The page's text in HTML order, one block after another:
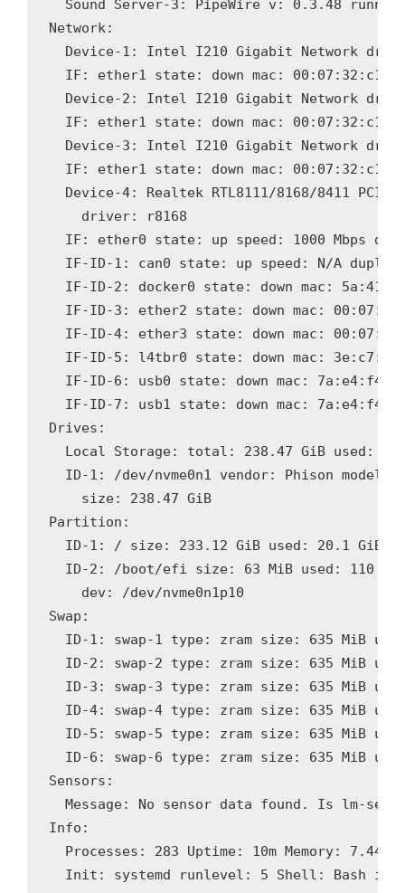
Sound Server-3: PipeWire v: 0.3.48
Network:
Device-1: Intel I210 Gigabit Network
IF: ether1 state: down mac:
Device-2: Intel I210 Gigabit Network
IF: ether1 state: down mac:
Device-3: Intel I210 Gigabit Network
IF: ether1 state: down mac:
Device-4: Realtek RTL8111/8168/8411 PCI
    driver: r8168
IF: ether0 state: up speed: 1000 Mbps
IF-ID-1: can0 state: up speed: N/A
IF-ID-2: docker0 state: down mac:
IF-ID-3: ether2 state: down mac:
IF-ID-4: ether3 state: down mac:
IF-ID-5: l4tbr0 state: down mac:
IF-ID-6: usb0 state: down mac:
IF-ID-7: usb1 state: down mac:
Drives:
Local Storage: total: 238.47 GiB used:
ID-1: /dev/nvme0n1 vendor: Phison model:
    size: 238.47 GiB
Partition:
ID-1: / size: 233.12 GiB used: 20.1 GiB
ID-2: /boot/efi size: 63 MiB used: 110
    dev: /dev/nvme0n1p10
Swap:
ID-1: swap-1 type: zram size: 635 MiB
ID-2: swap-2 type: zram size: 635 MiB
ID-3: swap-3 type: zram size: 635 MiB
ID-4: swap-4 type: zram size: 635 MiB
ID-5: swap-5 type: zram size: 635 MiB
ID-6: swap-6 type: zram size: 635 MiB
Sensors:
Message: No sensor data found. Is lm-
Info:
Processes: 283 Uptime: 10m Memory: 7.44
Init: systemd runlevel: 5 Shell: Bash